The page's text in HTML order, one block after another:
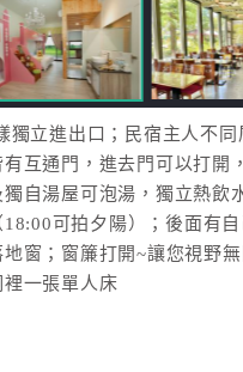
立進出口；民宿主人不
互通門，進去門可以打開
自湯屋可泡湯，獨立熱飲
可拍夕陽）；後面有
窗；窗簾打開~讓您視野
一張單人床